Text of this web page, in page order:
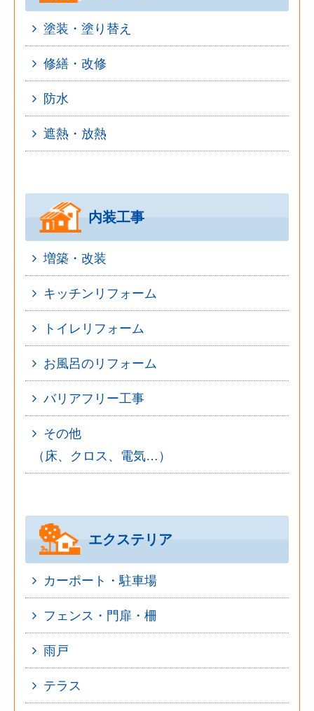
塗装・塗り替え
修繕・改修
防水
遮熱・放熱
内装工事
増築・改装
キッチンリフォーム
トイレリフォーム
お風呂のリフォーム
バリアフリー工事
その他
（床、クロス、電気…）
エクステリア
カーポート・駐車場
フェンス・門扉・柵
雨戸
テラス